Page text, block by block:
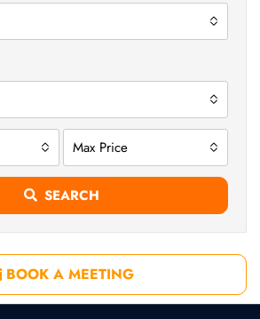
Max Price
SEARCH
BOOK A MEETING